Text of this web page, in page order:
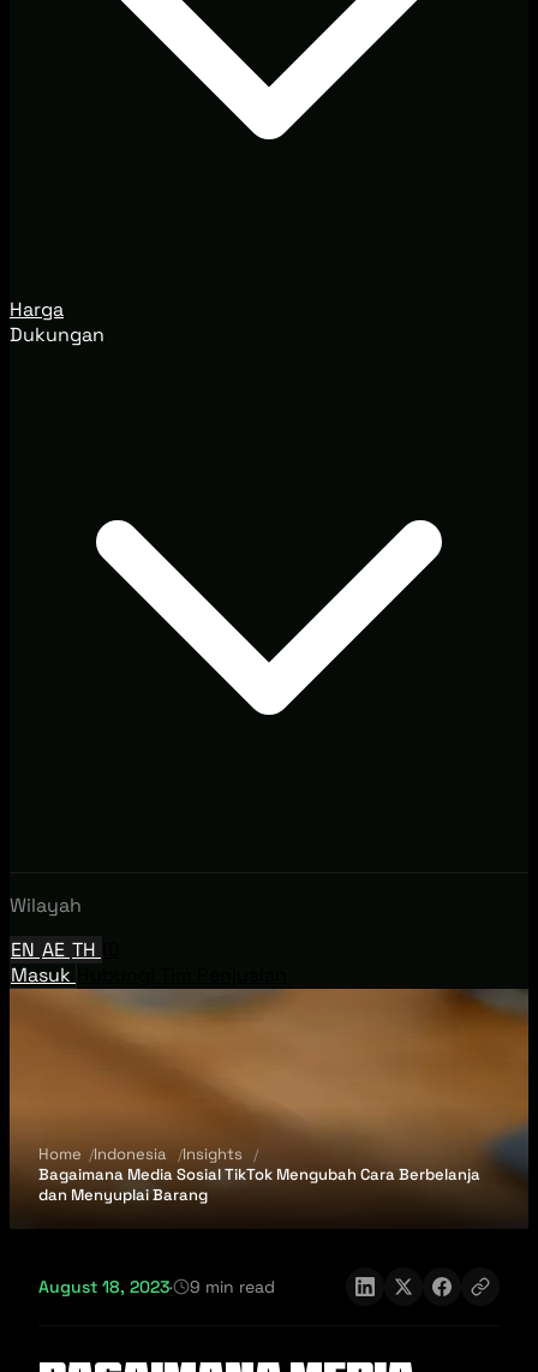
Harga
Dukungan
Wilayah
EN AE TH
Masuk
Home Indonesia
Insights
Bagaimana Media Sosial TikTok Mengubah Cara Berbelanja
dan Menyuplai Barang
August 18, 2023· 9 min read